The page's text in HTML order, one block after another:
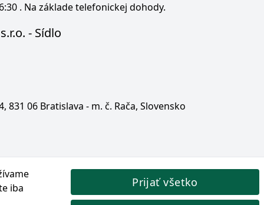
iba
Prijať všetko
. Na základe telefonickej dohody.
- Sídlo
831 06 Bratislava - m. č. Rača, Slovensko